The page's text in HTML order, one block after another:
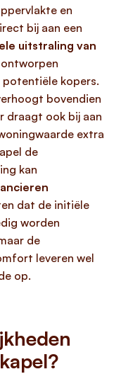
en
bij aan een
uitstraling van
potentiële kopers.
bovendien
draagt ook bij aan
extra
de
kan
dat de initiële
worden
de
leveren wel
op.